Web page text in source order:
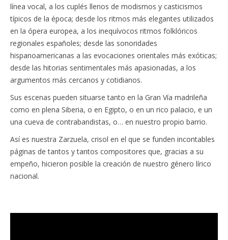
línea vocal, a los cuplés llenos de modismos y casticismos
típicos de la época; desde los ritmos más elegantes utilizados
en la ópera europea, a los inequívocos ritmos folklóricos
regionales españoles; desde las sonoridades
hispanoamericanas a las evocaciones orientales más exóticas;
desde las hitorias sentimentales más apasionadas, a los
argumentos más cercanos y cotidianos.
Sus escenas pueden situarse tanto en la Gran Vía madrileña
como en plena Siberia, o en Egipto, o en un rico palacio, e un
una cueva de contrabandistas, o… en nuestro propio barrio.
Así es nuestra Zarzuela, crisol en el que se funden incontables
páginas de tantos y tantos compositores que, gracias a su
empeño, hicieron posible la creación de nuestro género lírico
nacional.